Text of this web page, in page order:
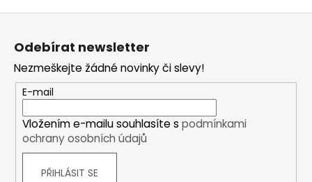
Z
Odebírat newsletter
Nezmeškejte žádné novinky či slevy!
E-mail
Vložením e-mailu souhlasíte s podmínkami
ochrany osobních údajů
PŘIHLÁSIT SE